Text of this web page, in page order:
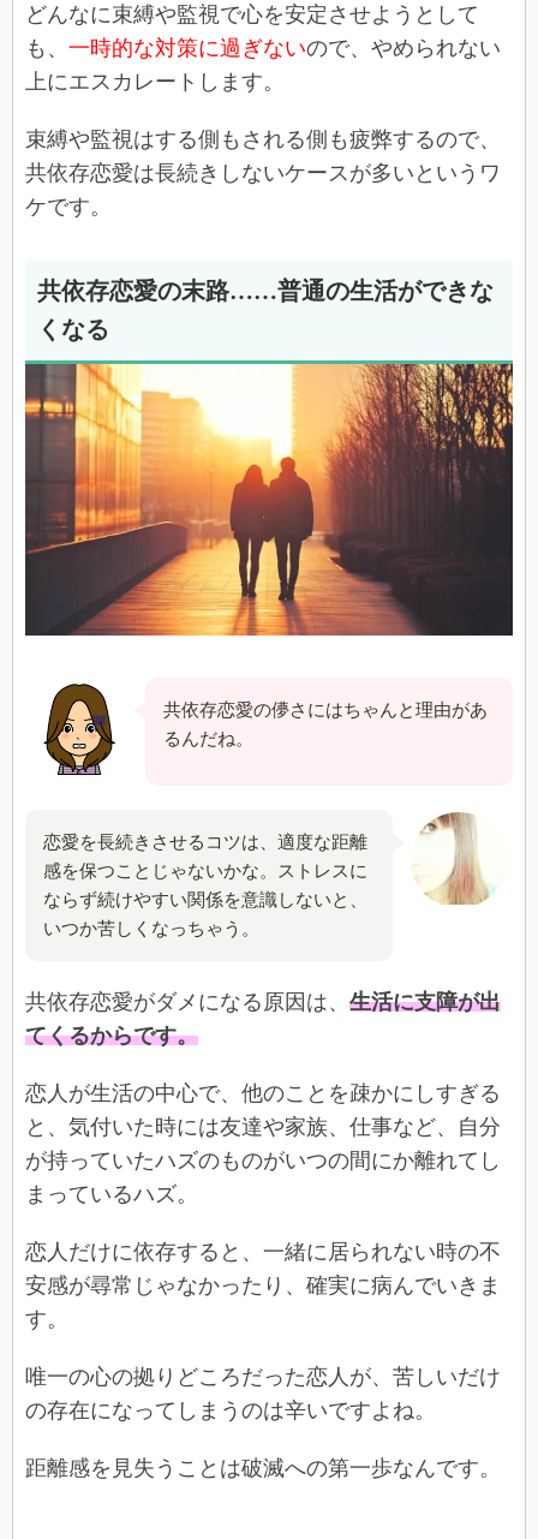
どんなに束縛や監視で心を安定させようとして
も、 一時的な対策に過ぎないので、やめられない
上にエスカレートします。
束縛や監視はする側もされる側も疲弊するので、
共依存恋愛は長続きしないケースが多いというワ
ケです。
共依存恋愛の末路……普通の生活ができな
くなる
共依存恋愛の儚さにはちゃんと理由があ
るんだね。
恋愛を長続きさせるコツは、適度な距離
感を保つことじゃないかな。ストレスに
ならず続けやすい関係を意識しないと、
いつか苦しくなっちゃう。
共依存恋愛がダメになる原因は、 生活に支障が出
てくるからです。
恋人が生活の中心で、他のことを疎かにしすぎる
と、気付いた時には友達や家族、仕事など、自分
が持っていたハズのものがいつの間にか離れてし
まっているハズ。
恋人だけに依存すると、一緒に居られない時の不
安感が尋常じゃなかったり、確実に病んでいきま
す。
唯一の心の拠りどころだった恋人が、苦しいだけ
の存在になってしまうのは辛いですよね。
距離感を見失うことは破滅への第一歩なんです。